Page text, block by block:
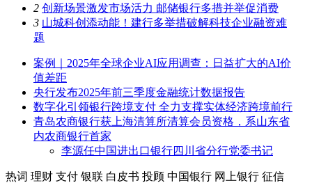
2 创新场景激发市场活力 邮储银行多措并举促消费
3 山城科创添动能！建行多举措破解科技企业融资难
题
案例｜2025年全球企业AI应用调查：日益扩大的AI价
值差距
央行发布2025年前三季度金融统计数据报告
数字化引领银行跨境支付 全力支撑实体经济跨境前行
青岛农商银行获上海清算所清算会员资格，系山东省
内农商银行首家
李源任中国进出口银行四川省分行党委书记
热词 理财 支付 银联 白皮书 投顾 中国银行 网上银行 征信